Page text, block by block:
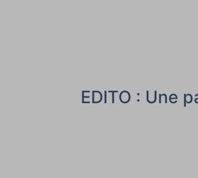
EDITO : Une